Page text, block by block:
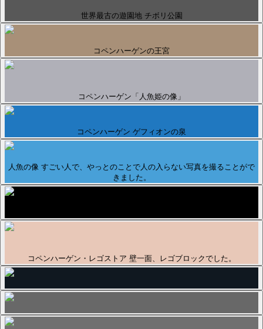
世界最古の遊園地 チボリ公園
コペンハーゲンの王宮
コペンハーゲン「人魚姫の像」
コペンハーゲン ゲフィオンの泉
人魚の像 すごい人で、やっとのことで人の入らない写真を撮ることがで
きました。
コペンハーゲン・レゴストア 壁一面、レゴブロックでした。